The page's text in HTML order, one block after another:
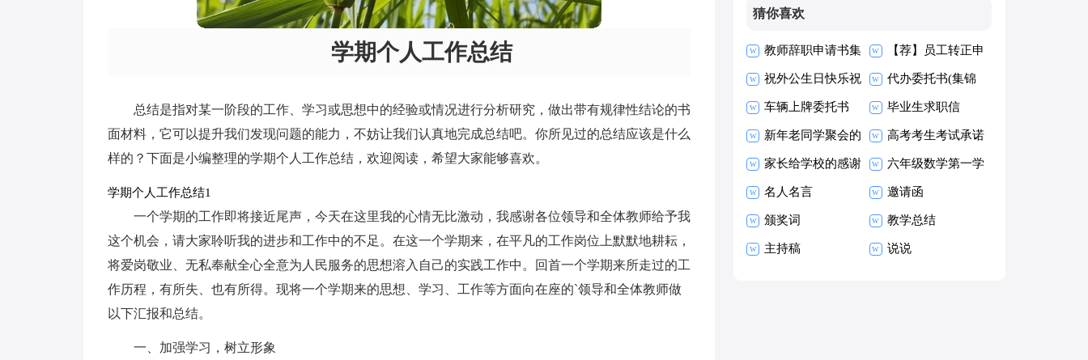
学期个人工作总结
总结是指对某一阶段的工作、学习或思想中的经验或情况进行分析研究，做出带有规律性结论的书
面材料，它可以提升我们发现问题的能力，不妨让我们认真地完成总结吧。你所见过的总结应该是什么
样的？下面是小编整理的学期个人工作总结，欢迎阅读，希望大家能够喜欢。
学期个人工作总结1
一个学期的工作即将接近尾声，今天在这里我的心情无比激动，我感谢各位领导和全体教师给予我
这个机会，请大家聆听我的进步和工作中的不足。在这一个学期来，在平凡的工作岗位上默默地耕耘，
将爱岗敬业、无私奉献全心全意为人民服务的思想溶入自己的实践工作中。回首一个学期来所走过的工
作历程，有所失、也有所得。现将一个学期来的思想、学习、工作等方面向在座的`领导和全体教师做
以下汇报和总结。
一、加强学习，树立形象
猜你喜欢
教师辞职申请书集
合15篇
【荐】员工转正申
请书
祝外公生日快乐祝
福语
代办委托书(集锦
15篇)
车辆上牌委托书 毕业生求职信
【热】
新年老同学聚会的
祝酒词
高考考生考试承诺
书15篇
家长给学校的感谢
信
六年级数学第一学
期教学工作总结
名人名言 邀请函
颁奖词 教学总结
主持稿 说说